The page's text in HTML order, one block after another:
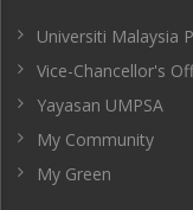
Universiti Malaysia
Vice-Chancellor's
Yayasan UMPSA
My Community
My Green